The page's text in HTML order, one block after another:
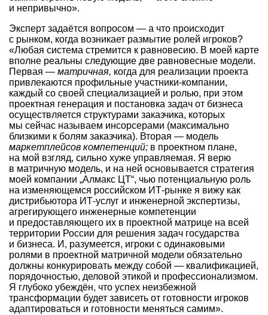
и непривычно».
Эксперт задаётся вопросом — а что происходит
с рынком, когда возникает размытие ролей игроков?
«Любая система стремится к равновесию. В моей карте
вполне реальны следующие две равновесные модели.
Первая — матричная, когда для реализации проекта
привлекаются профильные участники-компании,
каждый со своей специализацией и ролью, при этом
проектная генерация и постановка задач от бизнеса
осуществляется структурами заказчика, которых
мы сейчас называем инсорсерами (максимально
близкими к болям заказчика). Вторая — модель
маркетплейсов компетенций; в проектном плане,
на мой взгляд, сильно хуже управляемая. Я верю
в матричную модель, и на ней основывается стратегия
моей компании „Алмакс ЦТ“, чью потенциальную роль
на изменяющемся российском ИТ-рынке я вижу как
дистрибьютора ИТ-услуг и инженерной экспертизы,
агрегирующего инженерные компетенции
и предоставляющего их в проектной матрице на всей
территории России для решения задач государства
и бизнеса. И, разумеется, игроки с одинаковыми
ролями в проектной матричной модели обязательно
должны конкурировать между собой — квалификацией,
порядочностью, деловой этикой и профессионализмом.
Я глубоко убеждён, что успех неизбежной
трансформации будет зависеть от готовности игроков
адаптироваться и готовности меняться самим».